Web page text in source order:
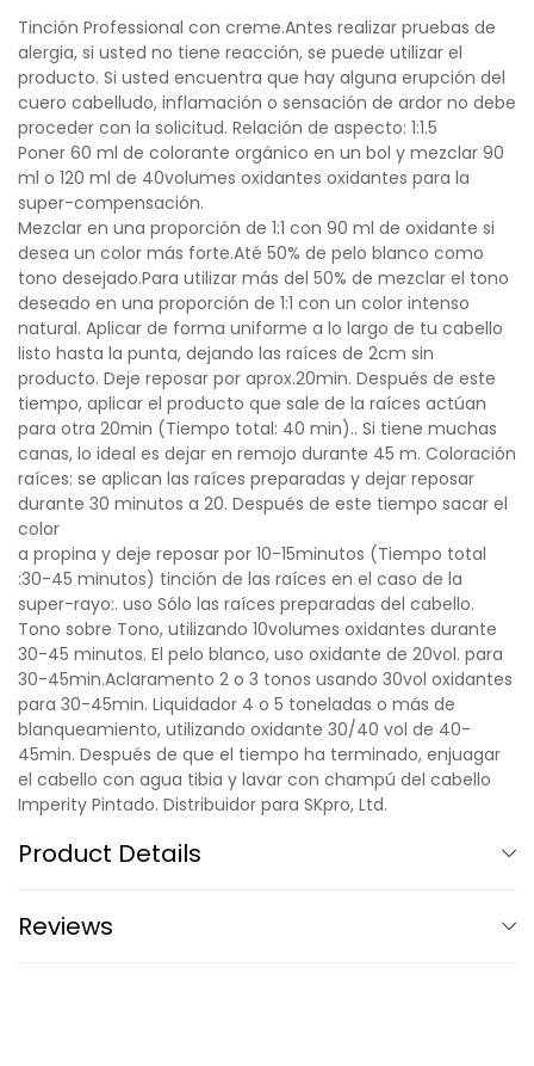
Tinción Professional con creme.Antes realizar pruebas de
alergia, si usted no tiene reacción, se puede utilizar el
producto. Si usted encuentra que hay alguna erupción del
cuero cabelludo, inflamación o sensación de ardor no debe
proceder con la solicitud. Relación de aspecto: 1:1.5
Poner 60 ml de colorante orgánico en un bol y mezclar 90
ml o 120 ml de 40volumes oxidantes oxidantes para la
super-compensación.
Mezclar en una proporción de 1:1 con 90 ml de oxidante si
desea un color más forte.Até 50% de pelo blanco como
tono desejado.Para utilizar más del 50% de mezclar el tono
deseado en una proporción de 1:1 con un color intenso
natural. Aplicar de forma uniforme a lo largo de tu cabello
listo hasta la punta, dejando las raíces de 2cm sin
producto. Deje reposar por aprox.20min. Después de este
tiempo, aplicar el producto que sale de la raíces actúan
para otra 20min (Tiempo total: 40 min).. Si tiene muchas
canas, lo ideal es dejar en remojo durante 45 m. Coloración
raíces: se aplican las raíces preparadas y dejar reposar
durante 30 minutos a 20. Después de este tiempo sacar el
color
a propina y deje reposar por 10-15minutos (Tiempo total
:30-45 minutos) tinción de las raíces en el caso de la
super-rayo:. uso Sólo las raíces preparadas del cabello.
Tono sobre Tono, utilizando 10volumes oxidantes durante
30-45 minutos. El pelo blanco, uso oxidante de 20vol. para
30-45min.Aclaramento 2 o 3 tonos usando 30vol oxidantes
para 30-45min. Liquidador 4 o 5 toneladas o más de
blanqueamiento, utilizando oxidante 30/40 vol de 40-
45min. Después de que el tiempo ha terminado, enjuagar
el cabello con agua tibia y lavar con champú del cabello
Imperity Pintado. Distribuidor para SKpro, Ltd.
Product Details
Reviews